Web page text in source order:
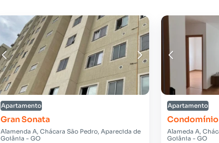
Apartamento
Gran Sonata
Alamenda A, Chácara São Pedro, Aparecida de
Goiânia - GO
Apartamento
Condomínio
Alameda A,
Goiânia - GO